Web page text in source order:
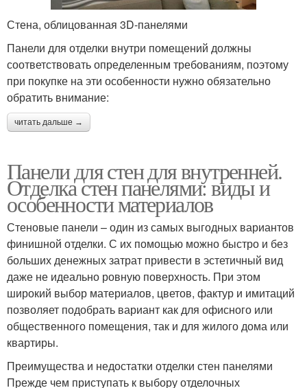
Стена, облицованная 3D-панелями
Панели для отделки внутри помещений должны
соответствовать определенным требованиям, поэтому
при покупке на эти особенности нужно обязательно
обратить внимание:
читать дальше →
Панели для стен для внутренней.
Отделка стен панелями: виды и
особенности материалов
Стеновые панели – один из самых выгодных вариантов
финишной отделки. С их помощью можно быстро и без
больших денежных затрат привести в эстетичный вид
даже не идеально ровную поверхность. При этом
широкий выбор материалов, цветов, фактур и имитаций
позволяет подобрать вариант как для офисного или
общественного помещения, так и для жилого дома или
квартиры.
Преимущества и недостатки отделки стен панелями
Прежде чем приступать к выбору отделочных